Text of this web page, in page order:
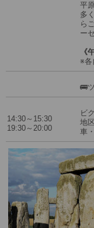
平
多
ら
ー
《
※各
🚌
14:30～15:30
19:30～20:00
ビ
地
車